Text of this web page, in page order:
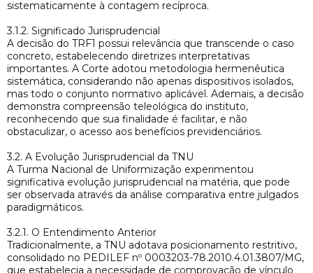
sistematicamente à contagem recíproca.
3.1.2. Significado Jurisprudencial
A decisão do TRF1 possui relevância que transcende o caso
concreto, estabelecendo diretrizes interpretativas
importantes. A Corte adotou metodologia hermenêutica
sistemática, considerando não apenas dispositivos isolados,
mas todo o conjunto normativo aplicável. Ademais, a decisão
demonstra compreensão teleológica do instituto,
reconhecendo que sua finalidade é facilitar, e não
obstaculizar, o acesso aos benefícios previdenciários.
3.2. A Evolução Jurisprudencial da TNU
A Turma Nacional de Uniformização experimentou
significativa evolução jurisprudencial na matéria, que pode
ser observada através da análise comparativa entre julgados
paradigmáticos.
3.2.1. O Entendimento Anterior
Tradicionalmente, a TNU adotava posicionamento restritivo,
consolidado no PEDILEF nº 0003203-78.2010.4.01.3807/MG,
que estabelecia a necessidade de comprovação de vínculo